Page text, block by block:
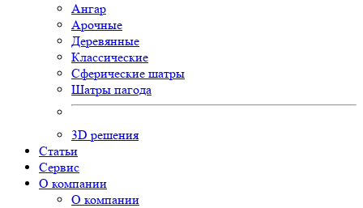
Ангар
Арочные
Деревянные
Классические
Сферические шатры
Шатры пагода
3D решения
Статьи
Сервис
О компании
О компании